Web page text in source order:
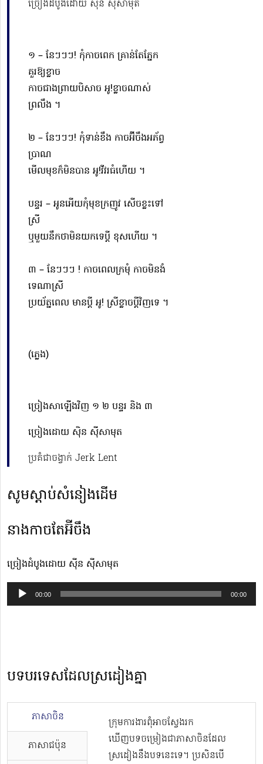
ច្រៀងដំបូងដោយ ស៊ីន ស៊ីសាមុត
១ – នែៗៗៗ! កុំកាចពេក គ្រាន់តែភ្នែក
គួរឱ្យខ្លាច
កាចជាងព្រាយបិសាច អូ!ខ្លាចណាស់
ព្រលឹង ។
២ – នែៗៗៗ! កុំទាន់ខឹង កាចអ៊ីចឹងអភ័ព្វ
ប្រាណ
មើលមុខក៏មិនបាន អូ!វីវរធំហើយ​ ។
បន្ទរ – អូនអើយកុំមុខក្រញូវ សើចខ្លះទៅ
ស្រី
ឬមួយនឹកថាមិនយកទេប្តី ខុសហើយ ។
៣​ – នែៗៗៗ ! កាចពេលក្រមុំ កាចមិនងំ
ទេណាស្រី
ប្រយ័ត្នពេល មានប្តី អូ! ស្រីខ្លាចប្តីវិញទេ ។
(ភ្លេង)
ច្រៀងសាឡើងវិញ ១ ២ បន្ទរ និង ៣
ច្រៀងដោយ ស៊ិន ស៊ីសាមុត
ប្រគំជាចង្វាក់ Jerk Lent
សូមស្ដាប់សំនៀងដើម
នាងកាចតែអ៊ីចឹង
ច្រៀងដំបូងដោយ ស៊ីន ស៊ីសាមុត
Audio
Player
00:00 00:00
បទបរទេសដែលស្រដៀងគ្នា
ភាសាចិន
ភាសាជប៉ុន
ក្រុមការងារពុំអាចស្វែងរក
ឃើញបទចម្រៀងជាភាសាចិនដែល
ស្រដៀងនឹងបទនេះទេ។ ប្រសិនបើ